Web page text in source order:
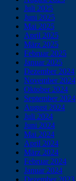
Juli 2025
Juni 2025
Mai 2025
April 2025
März 2025
Februar 2025
Januar 2025
Dezember 2024
November 2024
Oktober 2024
September 2024
August 2024
Juli 2024
Juni 2024
Mai 2024
April 2024
März 2024
Februar 2024
Januar 2024
Dezember 2023